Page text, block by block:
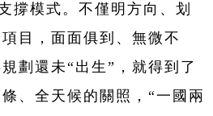
撐模式。不僅明方向、划
目，面面俱到、無微不
劃還未“出生”，就得到了
、全天候的關照，“一國兩